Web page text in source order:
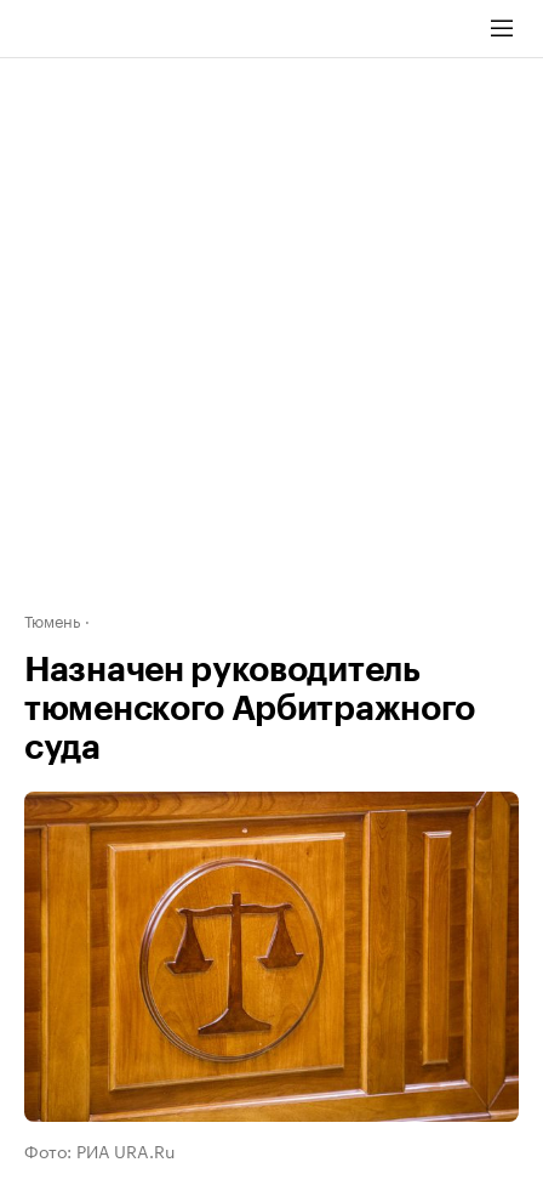
Тюмень
Назначен руководитель
тюменского Арбитражного
суда
Фото: РИА URA.Ru